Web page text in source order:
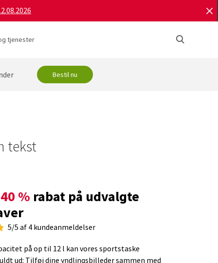
tjenester
Bestil nu
tekst
40 % rabat på udvalgte
5/5 af 4 kundeanmeldelser
på op til 12 l kan vores sportstaske
ud: Tilføj dine yndlingsbilleder sammen med